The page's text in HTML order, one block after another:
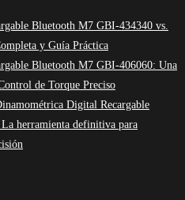
Bluetooth M7 GBI-434340 vs.
y Guía Práctica
Bluetooth M7 GBI-406060: Una
de Torque Preciso
Digital Recargable
herramienta definitiva para